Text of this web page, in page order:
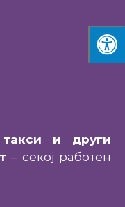
и други
– секој работен